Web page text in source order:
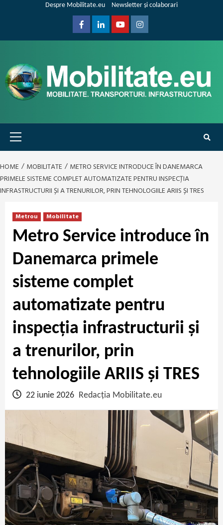
Despre Mobilitate.eu Newsletter și colaborari
FacebookLinkedinYoutubeInstagram
Primary
Menu
HOME MOBILITATE
METRO SERVICE INTRODUCE ÎN DANEMARCA
PRIMELE SISTEME COMPLET AUTOMATIZATE PENTRU INSPECȚIA
INFRASTRUCTURII ȘI A TRENURILOR, PRIN TEHNOLOGIILE ARIIS ȘI TRES
Metrou Mobilitate
Metro Service introduce în
Danemarca primele
sisteme complet
automatizate pentru
inspecția infrastructurii și
a trenurilor, prin
tehnologiile ARIIS și TRES
22 iunie 2026 Redacția Mobilitate.eu